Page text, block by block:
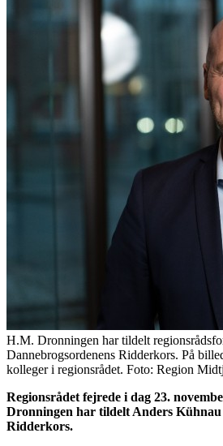
H.M. Dronningen har tildelt
Dannebrogsordenens Ridderkors. På
kolleger i regionsrådet. Foto: Region
Regionsrådet fejrede i dag 23.
Dronningen har tildelt Anders Kühnau
Ridderkors.